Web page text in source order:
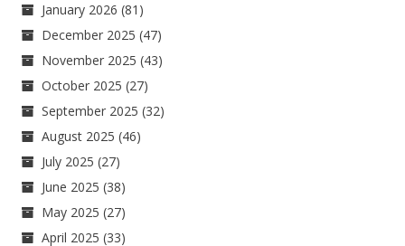
January 2026 (81)
December 2025 (47)
November 2025 (43)
October 2025 (27)
September 2025 (32)
August 2025 (46)
July 2025 (27)
June 2025 (38)
May 2025 (27)
April 2025 (33)